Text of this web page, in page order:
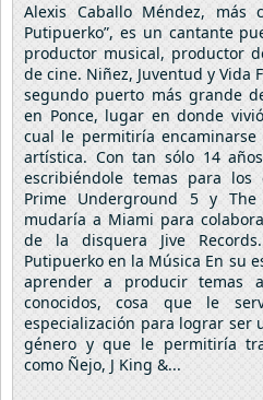
Alexis Caballo Méndez, más
Putipuerko”, es un cantante
productor musical, productor
de cine. Niñez, Juventud y Vida
segundo puerto más grande
en Ponce, lugar en donde
cual le permitiría
artística. Con tan sólo 14
escribiéndole temas para los
Prime Underground 5 y The
mudaría a Miami para
de la disquera Jive
Putipuerko en la Música En su
aprender a producir temas
conocidos, cosa que le
especialización para lograr ser
género y que le permitiría
como Ñejo, J King &...